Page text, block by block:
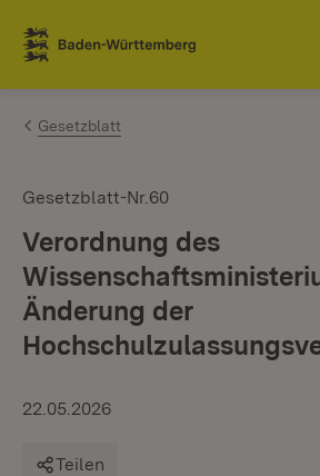
Zum Inhalt springen
Link zur Startseite
Gesetzblatt
Gesetzblatt-Nr.60
Verordnung des
Änderung der
22.05.2026
Teilen